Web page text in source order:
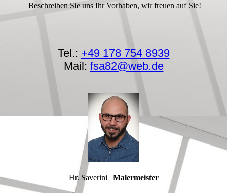
Beschreiben Sie uns Ihr Vorhaben, wir freuen auf Sie!
Tel.: +49 178 754 8939
Mail: fsa82@web.de
Hr. Saverini | Malermeister